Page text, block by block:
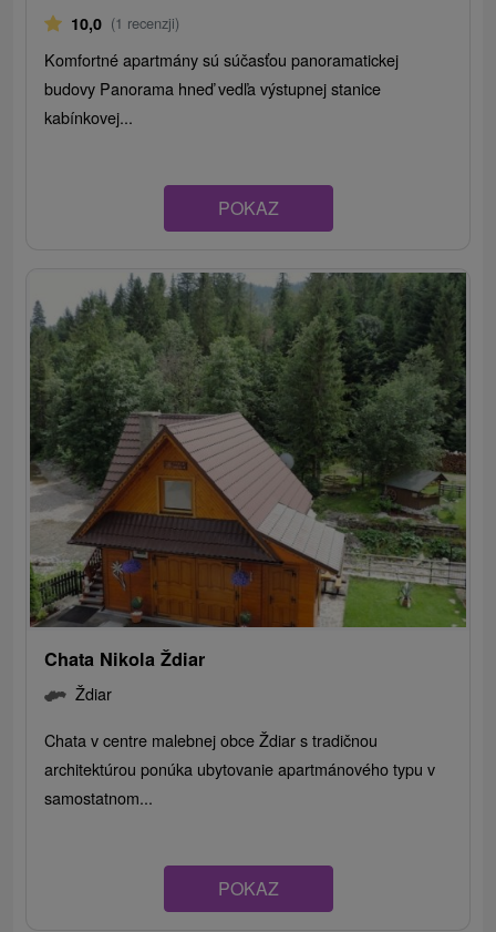
10,0 (1 recenzji)
Komfortné apartmány sú súčasťou panoramatickej
budovy Panorama hneď vedľa výstupnej stanice
kabínkovej...
POKAZ
Chata Nikola Ždiar
Ždiar
Chata v centre malebnej obce Ždiar s tradičnou
architektúrou ponúka ubytovanie apartmánového typu v
samostatnom...
POKAZ